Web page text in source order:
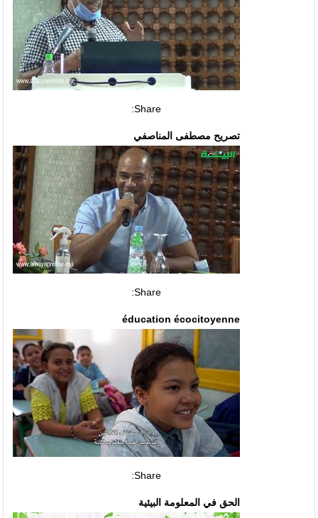
Share:
تصريح مصطفى المناصفي
Share:
éducation écocitoyenne
Share:
الحق في المعلومة البيئية